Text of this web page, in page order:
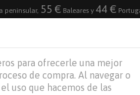
peninsular, 55 € Baleares y 44 €
VERANO 2026
para ofrecerle una mejor
de compra. Al navegar o
uso que hacemos de las